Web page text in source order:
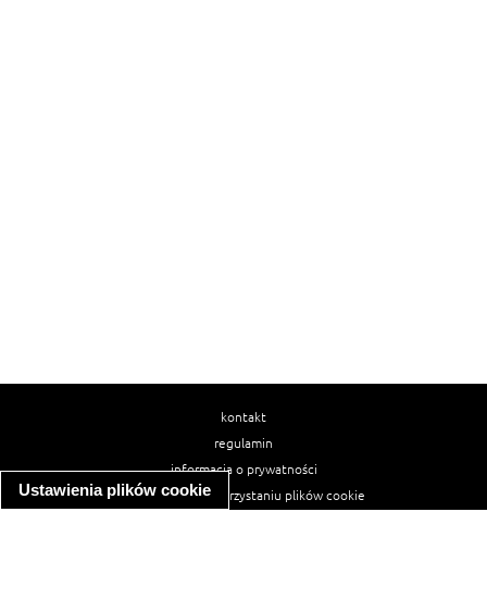
Ustawienia plików cookie
kontakt
regulamin
informacja o prywatności
informacja o wykorzystaniu plików cookie